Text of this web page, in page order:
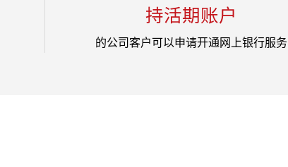
持活期账户
的公司客户可以申请开通网上银行服务